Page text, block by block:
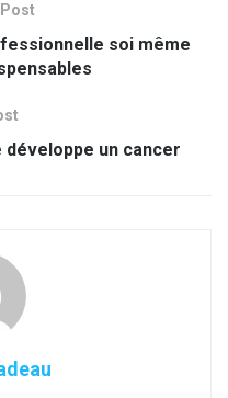
soi même
développe un cancer